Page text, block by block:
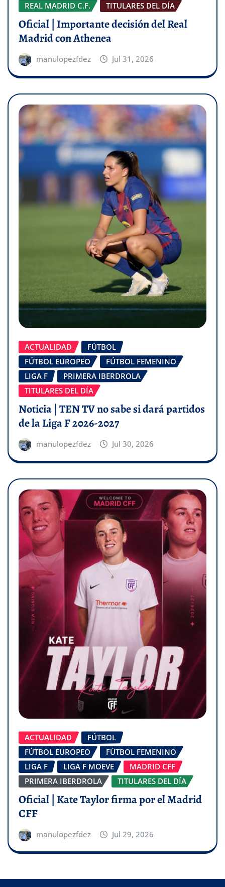
REAL MADRID C.F.
TITULARES DEL DÍA
Oficial | Importante decisión del Real
Madrid con Athenea
manulopezfdez Jul 31, 2026
ACTUALIDAD
FÚTBOL
FÚTBOL EUROPEO
FÚTBOL FEMENINO
LIGA F
PRIMERA IBERDROLA
TITULARES DEL DÍA
Noticia | TEN TV no sabe si dará partidos
de la Liga F 2026-2027
manulopezfdez Jul 30, 2026
ACTUALIDAD
FÚTBOL
FÚTBOL EUROPEO
FÚTBOL FEMENINO
LIGA F
LIGA F MOEVE
MADRID CFF
PRIMERA IBERDROLA
TITULARES DEL DÍA
Oficial | Kate Taylor firma por el Madrid
CFF
manulopezfdez Jul 29, 2026